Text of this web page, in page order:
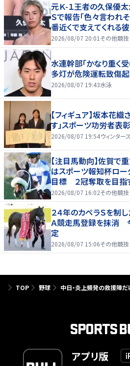
元Ｋ-１王者の久保優
Ｓで報告「色々言われ
番近くで支えてくれる
家庭を築いていきたい」
2026/08/07 20:01その他競技
水連幹部「かなり重く
多灯が危険運転致傷
2026/08/07 19:43水泳
【フィギュア】坂本花
す」スポーツ功労者
2026/08/07 19:54ウィンター
【注目馬動向】佐賀で
はスポーツ報知杯ロー
目標 ２冠奪取を目指
2026/08/07 16:02その他競技
２４年のカペラＳを制
Ａ競走馬登録を抹消
定
2026/08/07 15:06その他競技
TOP 野球 中日・炎上頻発の救援陣
アプリ版